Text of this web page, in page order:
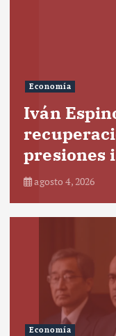
Economía
Iván
presiones
agosto 4, 2026
Economía